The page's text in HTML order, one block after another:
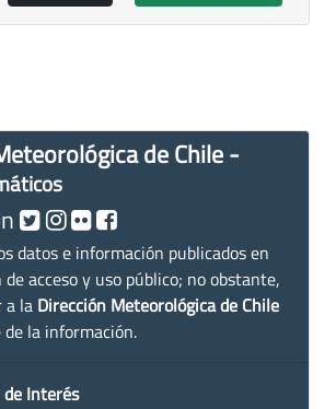
de Chile -
datos e información publicados en
acceso y uso público; no obstante,
a la Dirección Meteorológica de Chile
la información.
Interés